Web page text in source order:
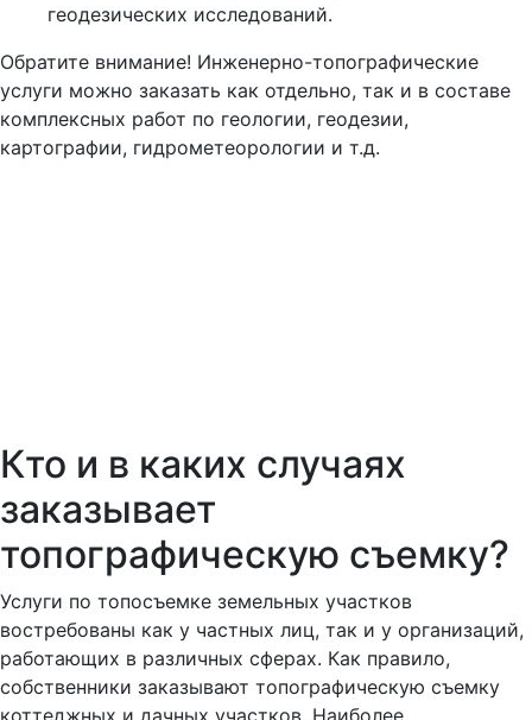
геодезических исследований.
Обратите внимание! Инженерно-топографические
услуги можно заказать как отдельно, так и в составе
комплексных работ по геологии, геодезии,
картографии, гидрометеорологии и т.д.
Кто и в каких случаях
заказывает
топографическую съемку?
Услуги по топосъемке земельных участков
востребованы как у частных лиц, так и у организаций,
работающих в различных сферах. Как правило,
собственники заказывают топографическую съемку
коттеджных и дачных участков. Наиболее